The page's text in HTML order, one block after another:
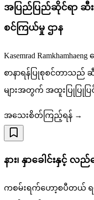
အပြည်ပြည်ဆိုင်ရာ ဆီ
စင်ကြယ်မှု ဌာန
Kasemrad
စာနာရန်ပြုစုစင်တာသည်
များအတွက် အထူးပြုပြုပြ
အသေးစိတ်ကြည့်ရန် →
နား၊ နှာခေါင်းနှင့် လည်
ကစမ်းရက်ဟော့စပီတယ် ရမ်